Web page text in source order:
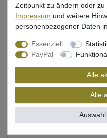
Beschreibung
Bewertung
Produktsicherheit
Zeitpunkt zu ändern oder
Impressum und weitere
personenbezogener Daten
Essenziell
PayPal
Alle
Alle